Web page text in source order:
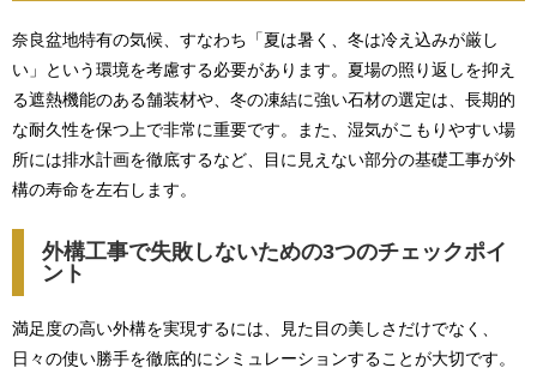
奈良盆地特有の気候、すなわち「夏は暑く、冬は冷え込みが厳し
い」という環境を考慮する必要があります。夏場の照り返しを抑え
る遮熱機能のある舗装材や、冬の凍結に強い石材の選定は、長期的
な耐久性を保つ上で非常に重要です。また、湿気がこもりやすい場
所には排水計画を徹底するなど、目に見えない部分の基礎工事が外
構の寿命を左右します。
外構工事で失敗しないための3つのチェックポイ
ント
満足度の高い外構を実現するには、見た目の美しさだけでなく、
日々の使い勝手を徹底的にシミュレーションすることが大切です。